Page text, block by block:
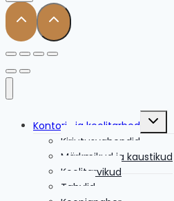
Kontori- ja koolitarbed
Toggle
Kirjutusvahendid
Märkmikud ja kaustikud
Koolitarvikud
Tahvlid